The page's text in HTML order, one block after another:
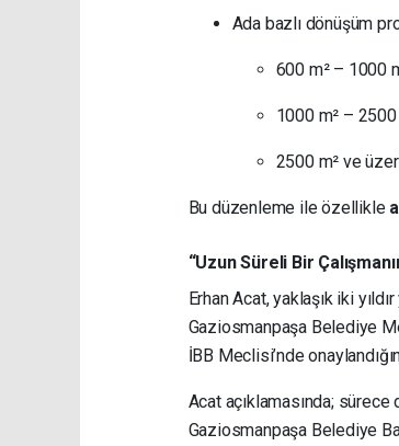
Ada bazlı dönüşüm
600 m² – 1000
1000 m² – 2500
2500 m² ve
Bu düzenleme ile özellikle
“Uzun Süreli Bir
Erhan Acat, yaklaşık iki
Gaziosmanpaşa Belediye
İBB Meclisi’nde
Acat açıklamasında;
Gaziosmanpaşa Belediye